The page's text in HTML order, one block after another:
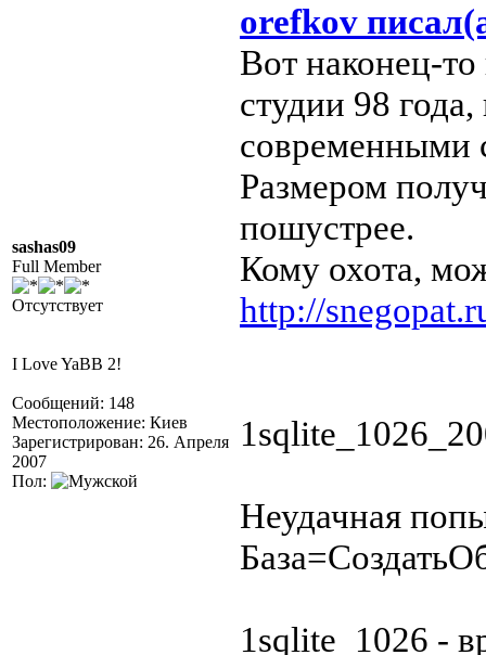
sashas09
Full Member
Отсутствует
I Love YaBB 2!
Сообщений: 148
Местоположение: Киев
Зарегистрирован: 26. Апреля
2007
Пол:
orefkov
Вот наконец-
студии 98
современными
Размером
пошустрее.
Кому охота,
http://
Неудачная
1sqlite_1026 -